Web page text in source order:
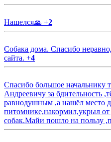
Нашелся🙏 +2
Собака дома. Спасибо
сайта. +4
Спасибо большое
Андреевичу за бдительность
равнодушным ,а нашёл место
питомнике,накормил,укрыл от
собак.Майи пошло на пользу